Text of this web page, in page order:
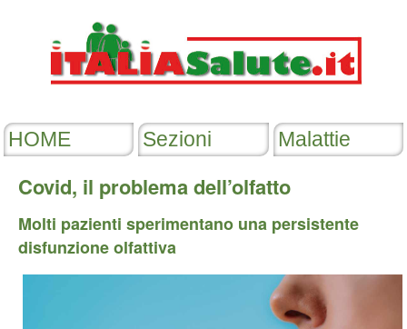
Covid, il problema dell’olfatto
Molti pazienti sperimentano una persistente
disfunzione olfattiva